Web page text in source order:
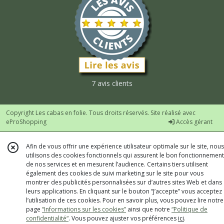
7 avis clients
Copyright Les cabas en folie. Tous droits réservés. Site réalisé avec
eProShopping
Accès gérant
Afin de vous offrir une expérience utilisateur optimale sur le site, nous
utilisons des cookies fonctionnels qui assurent le bon fonctionnement
de nos services et en mesurent l’audience. Certains tiers utilisent
également des cookies de suivi marketing sur le site pour vous
montrer des publicités personnalisées sur d’autres sites Web et dans
leurs applications. En cliquant sur le bouton “J’accepte” vous acceptez
l’utilisation de ces cookies. Pour en savoir plus, vous pouvez lire notre
page “Informations sur les cookies” ainsi que notre “Politique de
confidentialité“. Vous pouvez ajuster vos préférences ici.